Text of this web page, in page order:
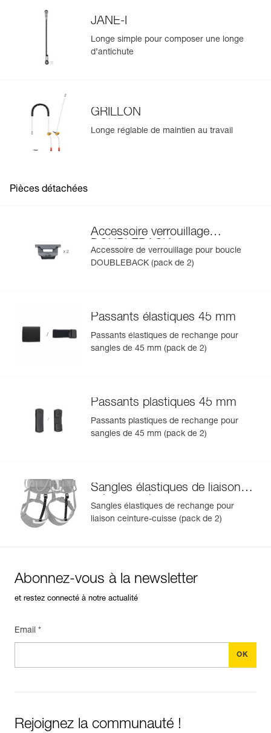
JANE-I
Longe simple pour composer une longe
d’antichute
GRILLON
Longe réglable de maintien au travail
Pièces détachées
Accessoire verrouillage
DOUBLEBACK
Accessoire de verrouillage pour boucle
DOUBLEBACK (pack de 2)
Passants élastiques 45 mm
Passants élastiques de rechange pour
sangles de 45 mm (pack de 2)
Passants plastiques 45 mm
Passants plastiques de rechange pour
sangles de 45 mm (pack de 2)
Sangles élastiques de liaison
ceinture-cuisse
Sangles élastiques de rechange pour
liaison ceinture-cuisse (pack de 2)
Abonnez-vous à la newsletter
et restez connecté à notre actualité
Email *
Rejoignez la communauté !